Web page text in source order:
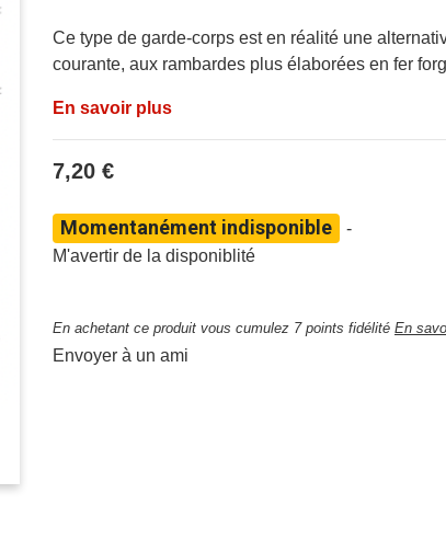
Ce type de garde-corps est en réalité une
courante, aux rambardes plus élaborées en fer
En savoir plus
7,20 €
Momentanément indisponible
-
M'avertir de la disponiblité
En achetant ce produit vous cumulez 7 points fidélité En
Envoyer à un ami